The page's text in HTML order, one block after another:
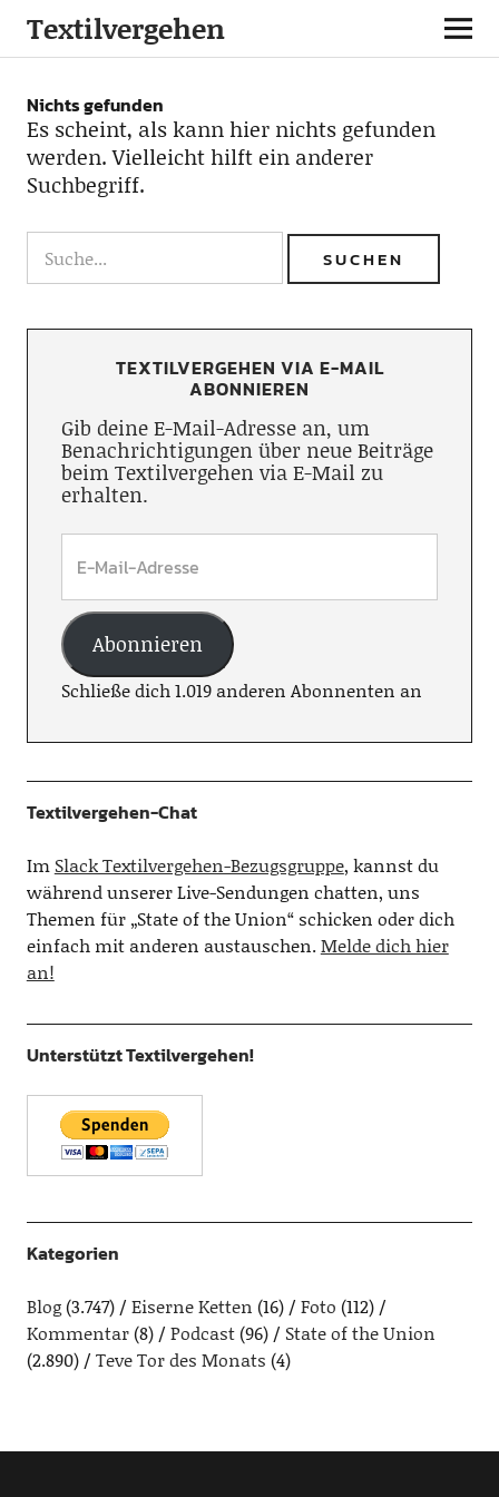
Textilvergehen
Nichts gefunden
Es scheint, als kann hier nichts gefunden
werden. Vielleicht hilft ein anderer
Suchbegriff.
TEXTILVERGEHEN VIA E-MAIL
ABONNIEREN
Gib deine E-Mail-Adresse an, um
Benachrichtigungen über neue Beiträge
beim Textilvergehen via E-Mail zu
erhalten.
Abonnieren
Schließe dich 1.019 anderen Abonnenten an
Textilvergehen-Chat
Im Slack Textilvergehen-Bezugsgruppe, kannst du
während unserer Live-Sendungen chatten, uns
Themen für „State of the Union“ schicken oder dich
einfach mit anderen austauschen.Melde dich hier
an!
Unterstützt Textilvergehen!
Kategorien
Blog(3.747) Eiserne Ketten (16) Foto (112)
Kommentar(8) Podcast(96)
State of the Union
(2.890)
Teve Tor des Monats (4)